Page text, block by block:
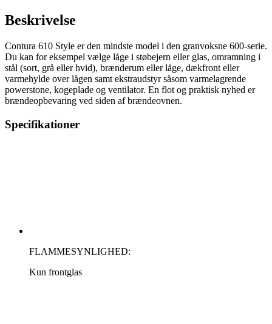
fedtstenstop
Beskrivelse
Contura 610 Style er den mindste model i den granvoksne 600-serie.
Du kan for eksempel vælge låge i støbejern eller glas, omramning i
stål (sort, grå eller hvid), brænderum eller låge, dækfront eller
varmehylde over lågen samt ekstraudstyr såsom varmelagrende
powerstone, kogeplade og ventilator. En flot og praktisk nyhed er
brændeopbevaring ved siden af brændeovnen.
Specifikationer
FLAMMESYNLIGHED:
Kun frontglas